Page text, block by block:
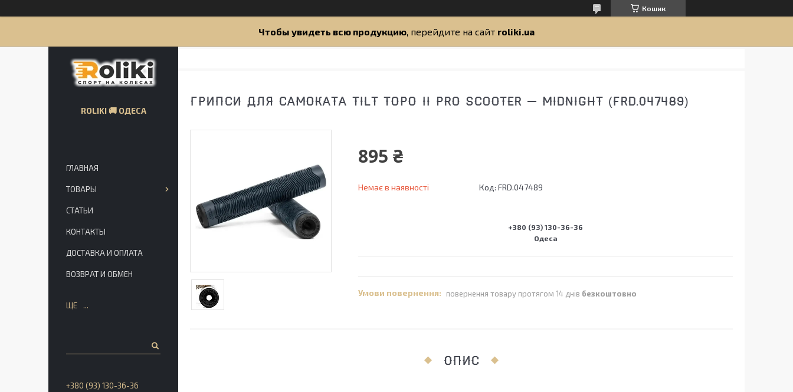
Кошик
Чтобы увидеть всю продукцию, перейдите на сайт roliki.ua
ГРИПСИ ДЛЯ САМОКАТА TILT TOPO II PRO SCOOTER — MIDNIGHT (FRD.047489)
895 ₴
Немає в наявності Код: FRD.047489
+380 (93) 130-36-36
Одеса
повернення товару протягом 14 днів безкоштовно
ОПИС
ROLIKI 🚚 ОДЕСА
ГЛАВНАЯ
ТОВАРЫ
СТАТЬИ
КОНТАКТЫ
ДОСТАВКА И ОПЛАТА
ВОЗВРАТ И ОБМЕН
ЩЕ
+380 (93) 130-36-36